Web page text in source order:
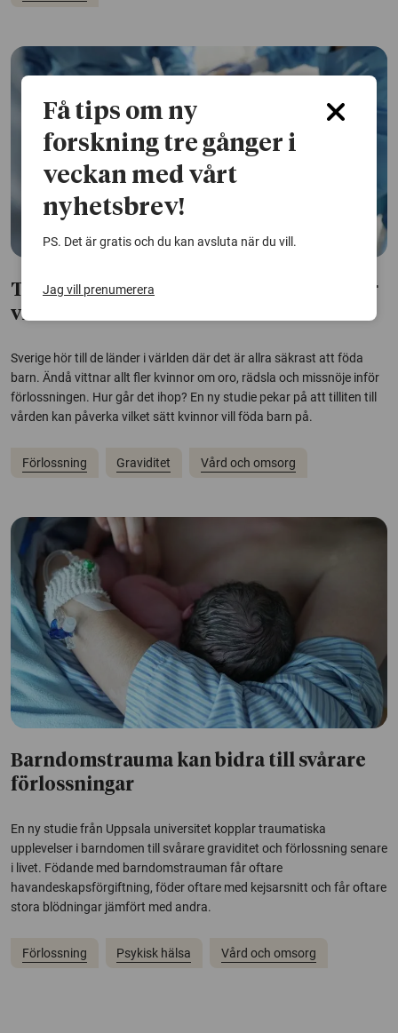
Tilliten till vården påverkar hur kvinnor
vill föda barn
Sverige hör till de länder i världen där det är allra säkrast att föda
barn. Ändå vittnar allt fler kvinnor om oro, rädsla och missnöje inför
förlossningen. Hur går det ihop? En ny studie pekar på att tilliten till
vården kan påverka vilket sätt kvinnor vill föda barn på.
Förlossning Graviditet Vård och omsorg
Barndomstrauma kan bidra till svårare
förlossningar
En ny studie från Uppsala universitet kopplar traumatiska
upplevelser i barndomen till svårare graviditet och förlossning senare
i livet. Födande med barndomstrauman får oftare
havandeskapsförgiftning, föder oftare med kejsarsnitt och får oftare
stora blödningar jämfört med andra.
Förlossning Psykisk hälsa Vård och omsorg
Få tips om ny
forskning tre gånger i
veckan med vårt
nyhetsbrev!
PS. Det är gratis och du kan avsluta när du vill.
Jag vill prenumerera